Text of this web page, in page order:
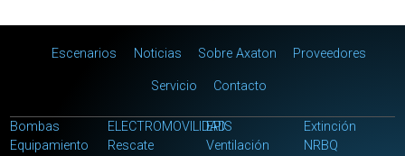
Main menu
Escenarios Noticias Sobre Axaton Proveedores
Servicio Contacto
Menú categorias
Bombas ELECTROMOVILIDAD
EPIS
Extinción
Equipamiento
Rescate Ventilación NRBQ